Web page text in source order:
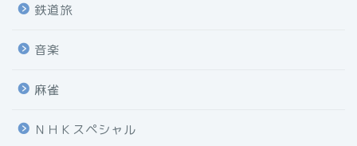
鉄道旅
音楽
麻雀
ＮＨＫスペシャル